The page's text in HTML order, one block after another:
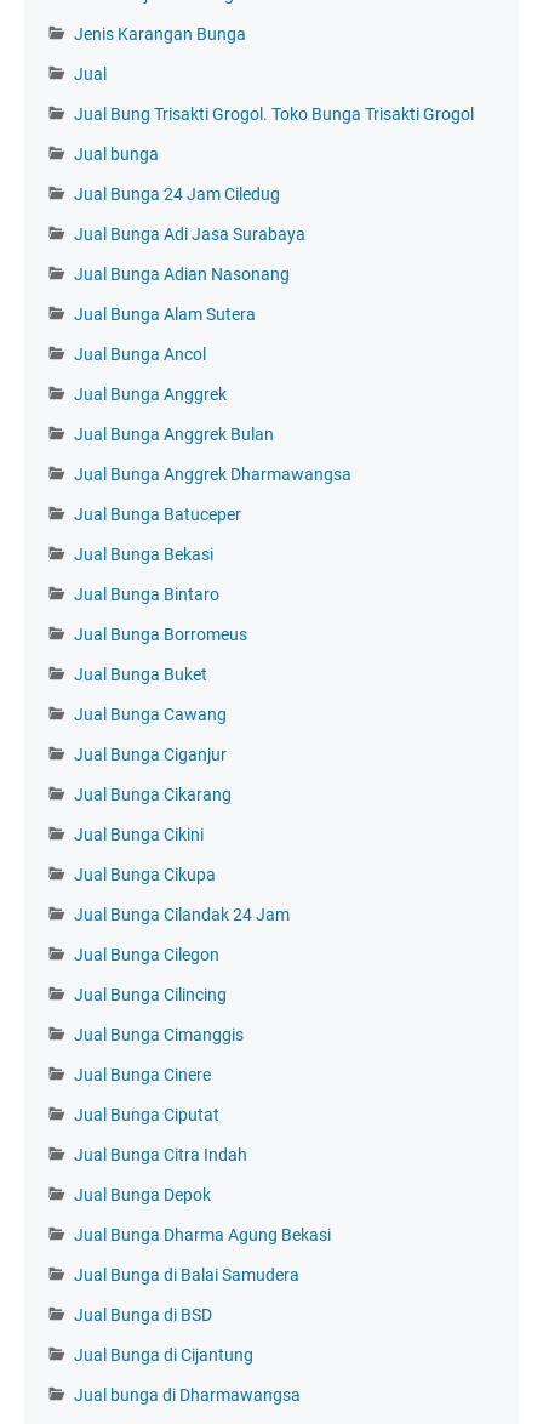
Jenis Karangan Bunga
Jual
Jual Bung Trisakti Grogol. Toko Bunga Trisakti Grogol
Jual bunga
Jual Bunga 24 Jam Ciledug
Jual Bunga Adi Jasa Surabaya
Jual Bunga Adian Nasonang
Jual Bunga Alam Sutera
Jual Bunga Ancol
Jual Bunga Anggrek
Jual Bunga Anggrek Bulan
Jual Bunga Anggrek Dharmawangsa
Jual Bunga Batuceper
Jual Bunga Bekasi
Jual Bunga Bintaro
Jual Bunga Borromeus
Jual Bunga Buket
Jual Bunga Cawang
Jual Bunga Ciganjur
Jual Bunga Cikarang
Jual Bunga Cikini
Jual Bunga Cikupa
Jual Bunga Cilandak 24 Jam
Jual Bunga Cilegon
Jual Bunga Cilincing
Jual Bunga Cimanggis
Jual Bunga Cinere
Jual Bunga Ciputat
Jual Bunga Citra Indah
Jual Bunga Depok
Jual Bunga Dharma Agung Bekasi
Jual Bunga di Balai Samudera
Jual Bunga di BSD
Jual Bunga di Cijantung
Jual bunga di Dharmawangsa